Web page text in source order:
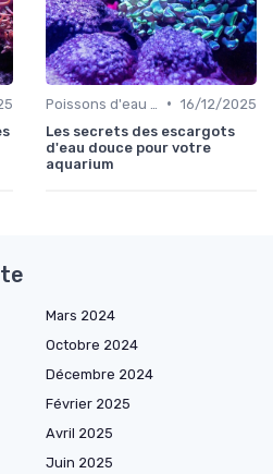
• 16/12/2025
Les secrets des escargots
d'eau douce pour votre
aquarium
Mars 2024
Octobre 2024
Décembre 2024
Février 2025
Avril 2025
Juin 2025